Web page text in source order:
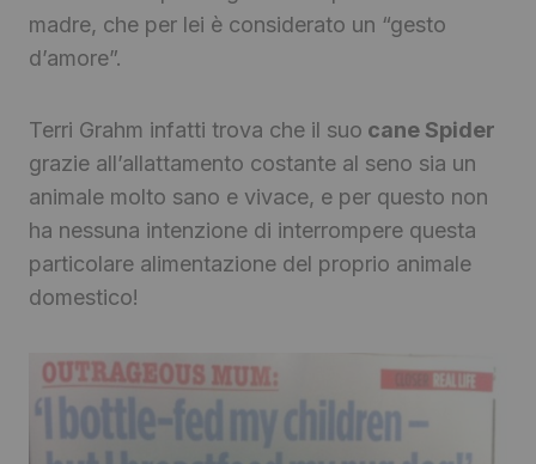
madre, che per lei è considerato un “gesto
d’amore”.
Terri Grahm infatti trova che il suo cane Spider
grazie all’allattamento costante al seno sia un
animale molto sano e vivace, e per questo non
ha nessuna intenzione di interrompere questa
particolare alimentazione del proprio animale
domestico!